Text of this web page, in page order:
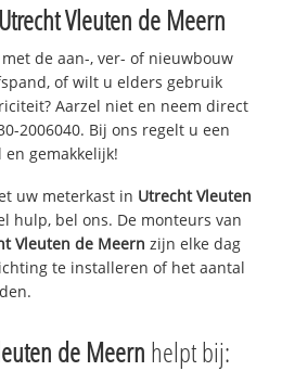
Utrecht Vleuten de Meern
de aan-, ver- of nieuwbouw
of wilt u elders gebruik
Aarzel niet en neem direct
2006040. Bij ons regelt u een
gemakkelijk!
uw meterkast in Utrecht Vleuten
hulp, bel ons. De monteurs van
Vleuten de Meern zijn elke dag
te installeren of het aantal
de Meern helpt bij: